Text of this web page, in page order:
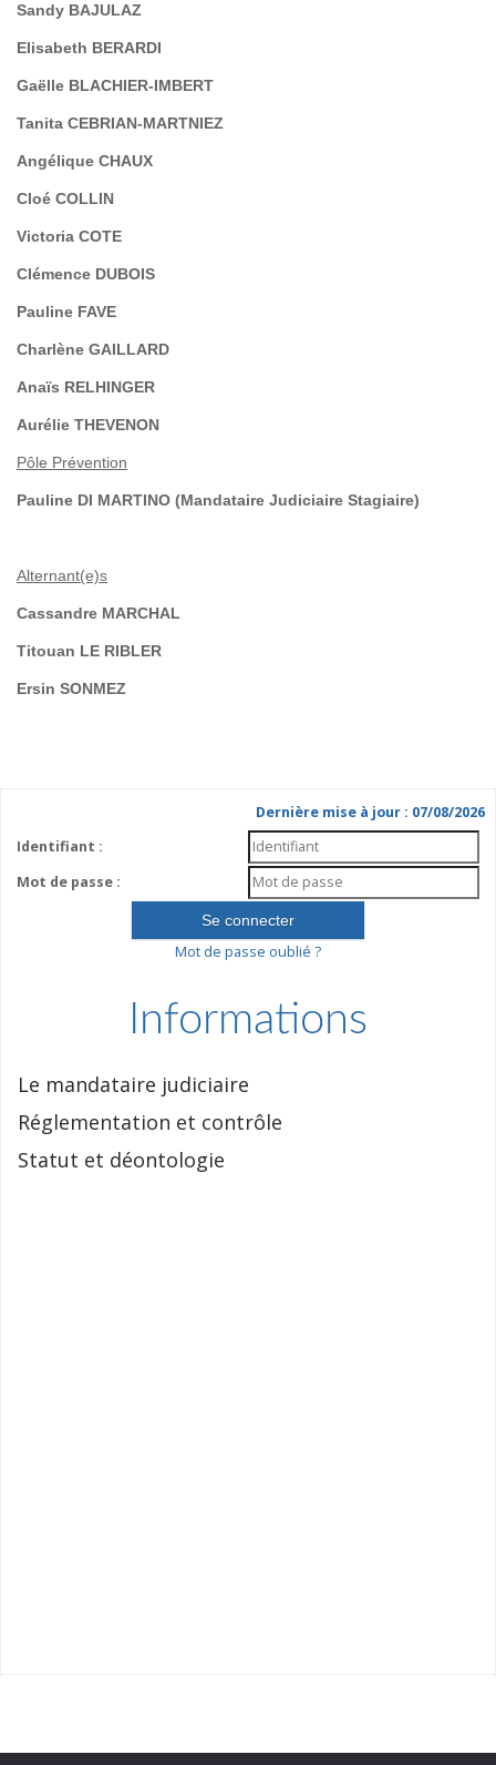
Sandy BAJULAZ
Elisabeth BERARDI
Gaëlle BLACHIER-IMBERT
Tanita CEBRIAN-MARTNIEZ
Angélique CHAUX
Cloé COLLIN
Victoria COTE
Clémence DUBOIS
Pauline FAVE
Charlène GAILLARD
Anaïs RELHINGER
Aurélie THEVENON
Pôle Prévention
Pauline DI MARTINO (Mandataire Judiciaire Stagiaire)
Alternant(e)s
Cassandre MARCHAL
Titouan LE RIBLER
Ersin SONMEZ
Dernière mise à jour : 07/08/2026
Identifiant :
Mot de passe :
Mot de passe oublié ?
Informations
Le mandataire judiciaire
Réglementation et contrôle
Statut et déontologie